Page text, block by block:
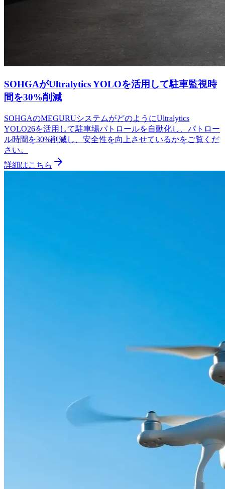
SOHGAがUltralytics YOLOを活用して駐車監視時
間を30%削減
SOHGAのMEGURUシステムがどのようにUltralytics
YOLO26を活用して駐車場パトロールを自動化し、パトロー
ル時間を30%削減し、安全性を向上させているかをご覧くだ
さい。
詳細はこちら